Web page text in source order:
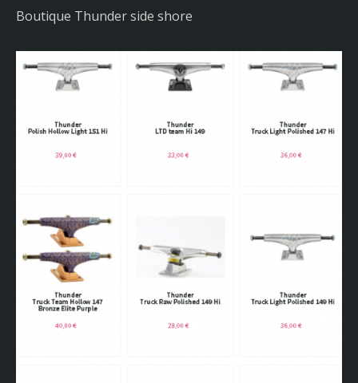
Boutique Thunder side shore